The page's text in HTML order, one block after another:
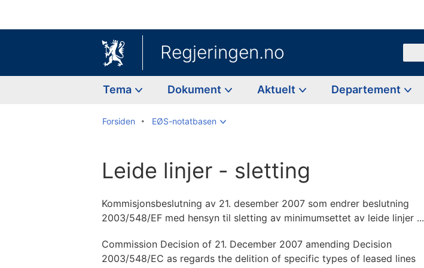
Regjeringen.no
Tema Dokument Aktuelt Departement
Forsiden EØS-notatbasen
Leide linjer - sletting
Kommisjonsbeslutning av 21. desember 2007 som endrer beslutning
2003/548/EF med hensyn til sletting av minimumsettet av leide linjer ...
Commission Decision of 21. December 2007 amending Decision
2003/548/EC as regards the delition of specific types of leased lines